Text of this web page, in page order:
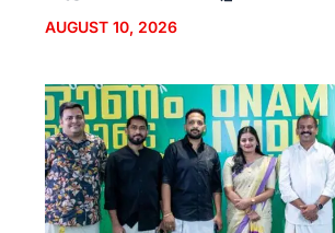
AUGUST 10, 2026